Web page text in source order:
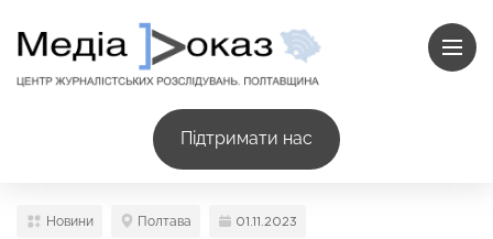
Підтримати нас
Новини Полтава 01.11.2023